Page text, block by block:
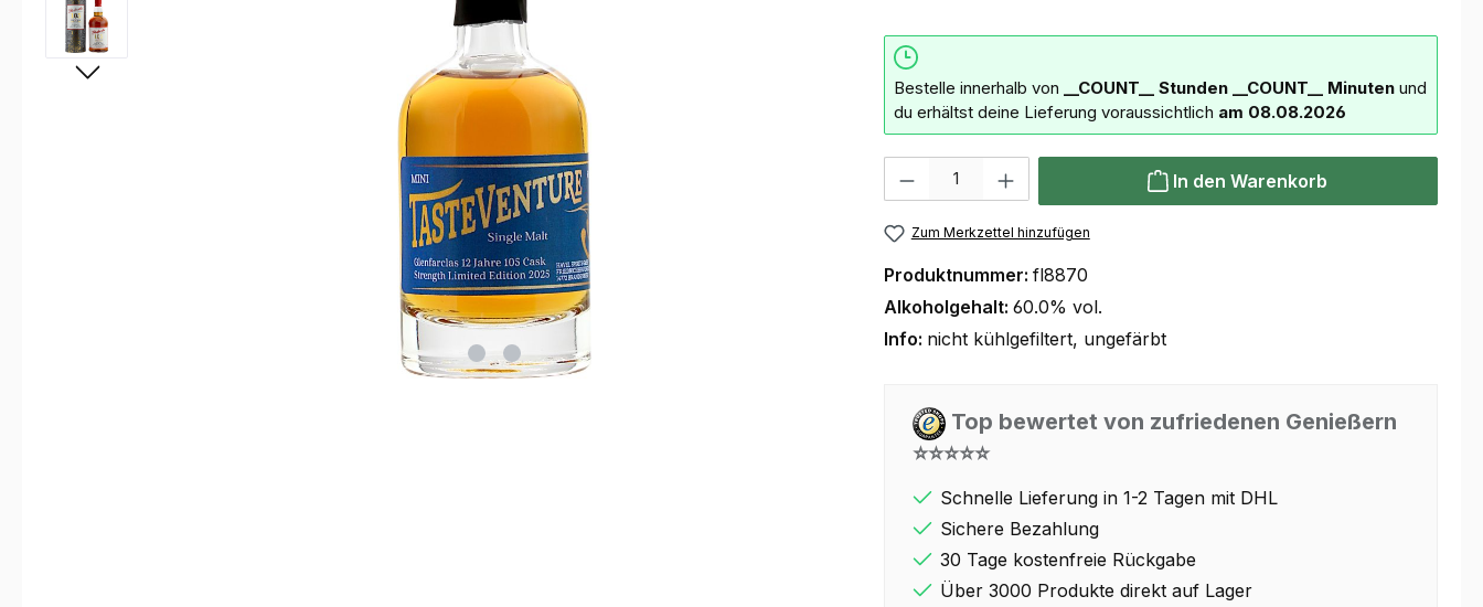
Bestelle innerhalb von __COUNT__ Stunden __COUNT__ Minuten und
du erhältst deine Lieferung voraussichtlich am 08.08.2026
In den Warenkorb
Zum Merkzettel hinzufügen
Produktnummer: fl8870
Alkoholgehalt: 60.0% vol.
Info: nicht kühlgefiltert, ungefärbt
Top bewertet von zufriedenen Genießern
⭐⭐⭐⭐⭐
Schnelle Lieferung in 1-2 Tagen mit DHL
Sichere Bezahlung
30 Tage kostenfreie Rückgabe
Über 3000 Produkte direkt auf Lager